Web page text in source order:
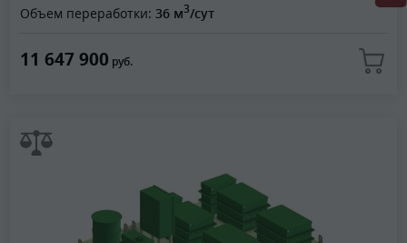
Объем переработки: 36 м3/сут
11 647 900 руб.